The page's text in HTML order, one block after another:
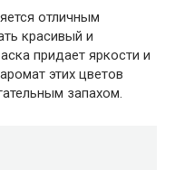
отличным
красивый и
придает яркости и
этих цветов
запахом.